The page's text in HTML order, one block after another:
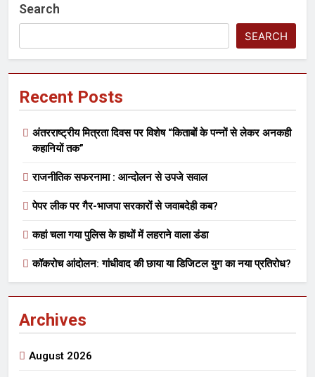
Search
SEARCH
Recent Posts
अंतरराष्ट्रीय मित्रता दिवस पर विशेष “किताबों के पन्नों से लेकर अनकही
कहानियों तक”
राजनीतिक सफरनामा : आन्दोलन से उपजे सवाल
पेपर लीक पर गैर-भाजपा सरकारों से जवाबदेही कब?
कहां चला गया पुलिस के हाथों में लहराने वाला डंडा
कॉकरोच आंदोलन: गांधीवाद की छाया या डिजिटल युग का नया प्रतिरोध?
Archives
August 2026